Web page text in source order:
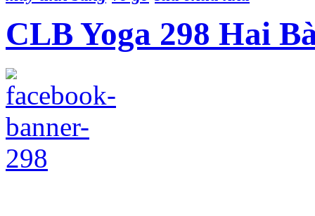
CLB Yoga 298 Hai